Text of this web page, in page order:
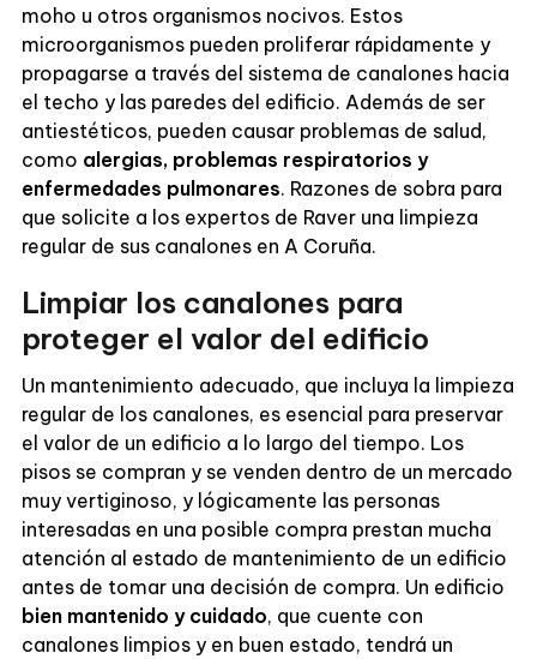
moho u otros organismos nocivos. Estos
microorganismos pueden proliferar rápidamente y
propagarse a través del sistema de canalones hacia
el techo y las paredes del edificio. Además de ser
antiestéticos, pueden causar problemas de salud,
como alergias, problemas respiratorios y
enfermedades pulmonares. Razones de sobra para
que solicite a los expertos de Raver una limpieza
regular de sus canalones en A Coruña.
Limpiar los canalones para
proteger el valor del edificio
Un mantenimiento adecuado, que incluya la limpieza
regular de los canalones, es esencial para preservar
el valor de un edificio a lo largo del tiempo. Los
pisos se compran y se venden dentro de un mercado
muy vertiginoso, y lógicamente las personas
interesadas en una posible compra prestan mucha
atención al estado de mantenimiento de un edificio
antes de tomar una decisión de compra. Un edificio
bien mantenido y cuidado, que cuente con
canalones limpios y en buen estado, tendrá un